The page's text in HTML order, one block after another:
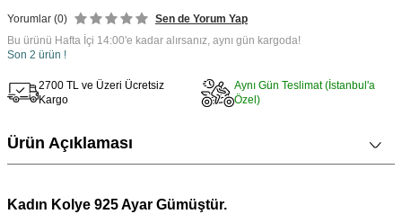
Yorumlar (0)
Sen de Yorum Yap
Bu ürünü Hafta İçi 14:00'e kadar alırsanız, aynı gün kargoda!
Son 2 ürün !
2700 TL ve Üzeri Ücretsiz
Kargo
Aynı Gün Teslimat (İstanbul'a
Özel)
Ürün Açıklaması
Kadın Kolye 925 Ayar Gümüştür.